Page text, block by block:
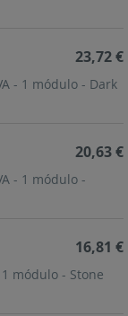
- 1 módulo - Dark
23,72 €
- 1 módulo -
20,63 €
módulo - Stone
16,81 €